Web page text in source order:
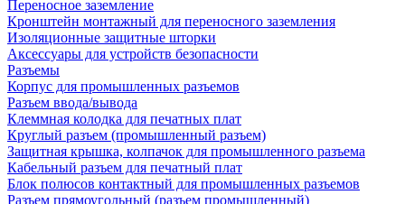
Переносное заземление
Кронштейн монтажный для переносного заземления
Изоляционные защитные шторки
Аксессуары для устройств безопасности
Разъемы
Корпус для промышленных разъемов
Разъем ввода/вывода
Клеммная колодка для печатных плат
Круглый разъем (промышленный разъем)
Защитная крышка, колпачок для промышленного разъема
Кабельный разъем для печатный плат
Блок полюсов контактный для промышленных разъемов
Разъем прямоугольный (разъем промышленный)